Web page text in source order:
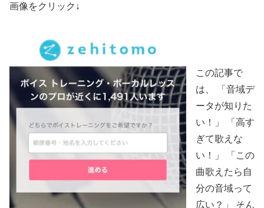
画像をクリック↓
この記事で
は、 「音域デ
ータが知りた
い！」 「高す
ぎて歌えな
い！」 「この
曲歌えたら自
分の音域って
広い？」 そん